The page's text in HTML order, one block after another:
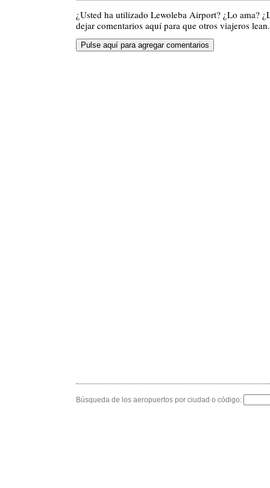
¿Usted ha utilizado Lewoleba Airport? ¿Lo ama?
dejar comentarios aquí para que otros viajeros lean.
Búsqueda de los aeropuertos por ciudad o código: